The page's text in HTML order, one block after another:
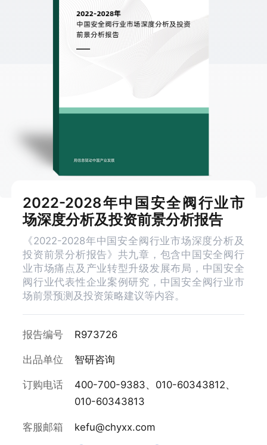
2022-2028年中国安全阀行业市
场深度分析及投资前景分析报告
《2022-2028年中国安全阀行业市场深度分析及
投资前景分析报告》共九章，包含中国安全阀行
业市场痛点及产业转型升级发展布局，中国安全
阀行业代表性企业案例研究，中国安全阀行业市
场前景预测及投资策略建议等内容。
报告编号 R973726
出品单位 智研咨询
订购电话
400-700-9383、010-60343812、
010-60343813
客服邮箱 kefu@chyxx.com